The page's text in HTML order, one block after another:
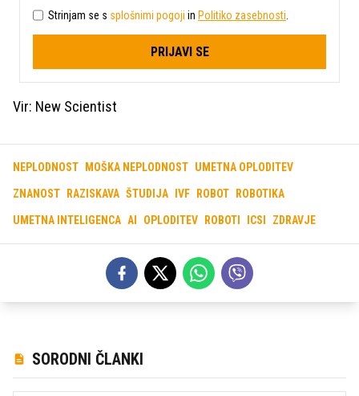
Strinjam se s splošnimi pogoji in Politiko zasebnosti
PRIJAVI SE
Vir: New Scientist
NEPLODNOST MOŠKA NEPLODNOST UMETNA OPLODITEV
ZNANOST RAZISKAVA ŠTUDIJA IVF ROBOT ROBOTIKA
UMETNA INTELIGENCA AI OPLODITEV ROBOTI ICSI ZDRAVJE
SORODNI ČLANKI